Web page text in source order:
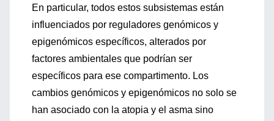
En particular, todos estos subsistemas están
influenciados por reguladores genómicos y
epigenómicos específicos, alterados por
factores ambientales que podrían ser
específicos para ese compartimento. Los
cambios genómicos y epigenómicos no solo se
han asociado con la atopia y el asma sino